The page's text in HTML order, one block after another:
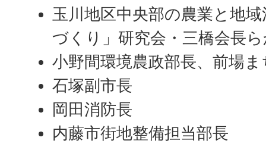
玉川地区中央部の農業と地
づくり」研究会・三橋会長
小野間環境農政部長、前場
石塚副市長
岡田消防長
内藤市街地整備担当部長